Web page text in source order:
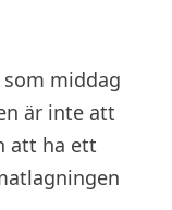
som middag
är inte att
att ha ett